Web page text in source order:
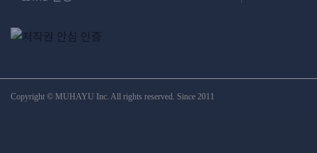
Copyright © MUHAYU Inc. All rights reserved. Since 2011